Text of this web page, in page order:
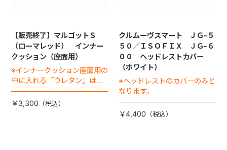
【販売終了】マルゴットＳ
（ローマレッド） インナー
クッション（座面用）
※インナークッション座面用の
中に入れる『ウレタン』は別
売りです
￥3,300
クルムーヴスマート ＪＧ-５
５０／ＩＳＯＦＩＸ ＪＧ-６
００ ヘッドレストカバー
（ホワイト）
※ヘッドレストのカバーのみと
なります。
￥4,400